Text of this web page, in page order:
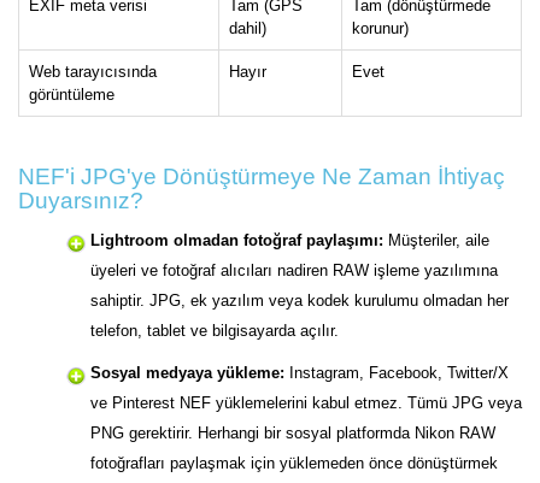
EXIF meta verisi
Tam (GPS
dahil)
Tam (dönüştürmede
korunur)
Web tarayıcısında
görüntüleme
Hayır Evet
NEF'i JPG'ye Dönüştürmeye Ne Zaman İhtiyaç
Duyarsınız?
Lightroom olmadan fotoğraf paylaşımı: Müşteriler, aile
üyeleri ve fotoğraf alıcıları nadiren RAW işleme yazılımına
sahiptir. JPG, ek yazılım veya kodek kurulumu olmadan her
telefon, tablet ve bilgisayarda açılır.
Sosyal medyaya yükleme: Instagram, Facebook, Twitter/X
ve Pinterest NEF yüklemelerini kabul etmez. Tümü JPG veya
PNG gerektirir. Herhangi bir sosyal platformda Nikon RAW
fotoğrafları paylaşmak için yüklemeden önce dönüştürmek